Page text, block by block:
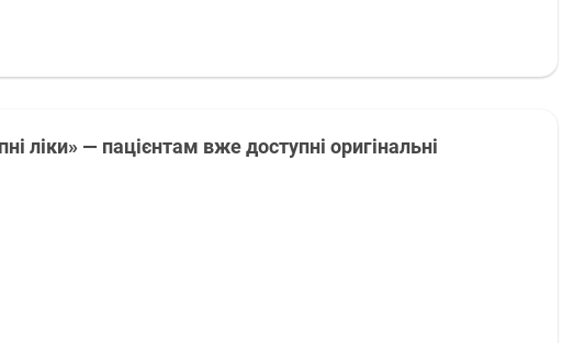
ліки» — пацієнтам вже доступні оригінальні